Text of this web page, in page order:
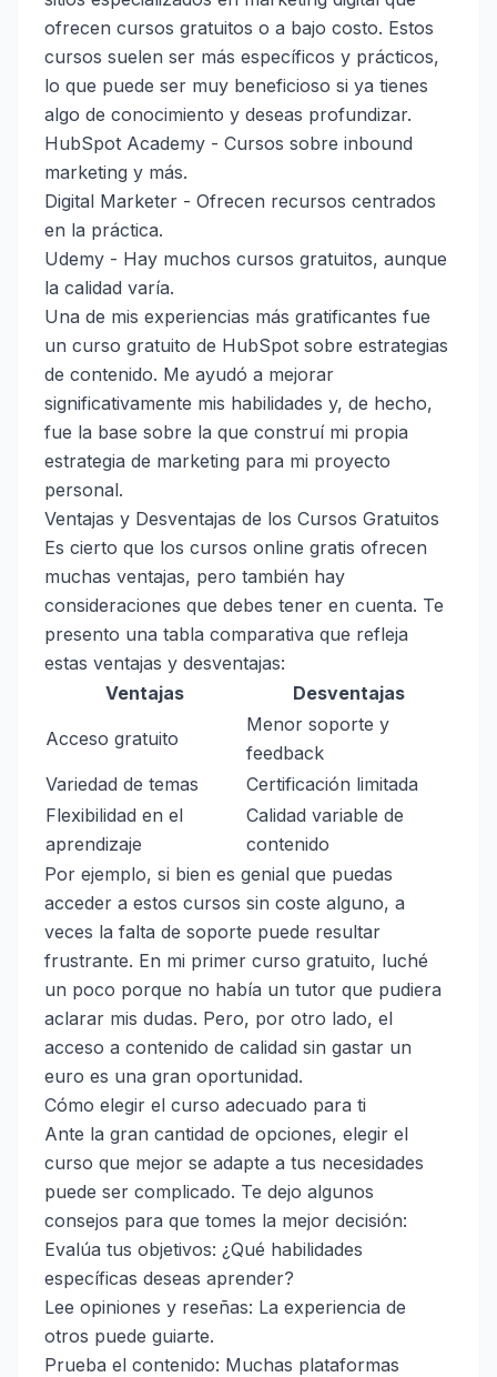
ofrecen cursos gratuitos o a bajo costo. Estos
cursos suelen ser más específicos y prácticos,
lo que puede ser muy beneficioso si ya tienes
algo de conocimiento y deseas profundizar.
HubSpot Academy - Cursos sobre inbound
marketing y más.
Digital Marketer - Ofrecen recursos centrados
en la práctica.
Udemy - Hay muchos cursos gratuitos, aunque
la calidad varía.
Una de mis experiencias más gratificantes fue
un curso gratuito de HubSpot sobre estrategias
de contenido. Me ayudó a mejorar
significativamente mis habilidades y, de hecho,
fue la base sobre la que construí mi propia
estrategia de marketing para mi proyecto
personal.
Ventajas y Desventajas de los Cursos Gratuitos
Es cierto que los cursos online gratis ofrecen
muchas ventajas, pero también hay
consideraciones que debes tener en cuenta. Te
presento una tabla comparativa que refleja
estas ventajas y desventajas:
Ventajas
Desventajas
Acceso gratuito
Menor soporte y
feedback
Variedad de temas
Certificación limitada
Flexibilidad en el
aprendizaje
Calidad variable de
contenido
Por ejemplo, si bien es genial que puedas
acceder a estos cursos sin coste alguno, a
veces la falta de soporte puede resultar
frustrante. En mi primer curso gratuito, luché
un poco porque no había un tutor que pudiera
aclarar mis dudas. Pero, por otro lado, el
acceso a contenido de calidad sin gastar un
euro es una gran oportunidad.
Cómo elegir el curso adecuado para ti
Ante la gran cantidad de opciones, elegir el
curso que mejor se adapte a tus necesidades
puede ser complicado. Te dejo algunos
consejos para que tomes la mejor decisión:
Evalúa tus objetivos: ¿Qué habilidades
específicas deseas aprender?
Lee opiniones y reseñas: La experiencia de
otros puede guiarte.
Prueba el contenido: Muchas plataformas